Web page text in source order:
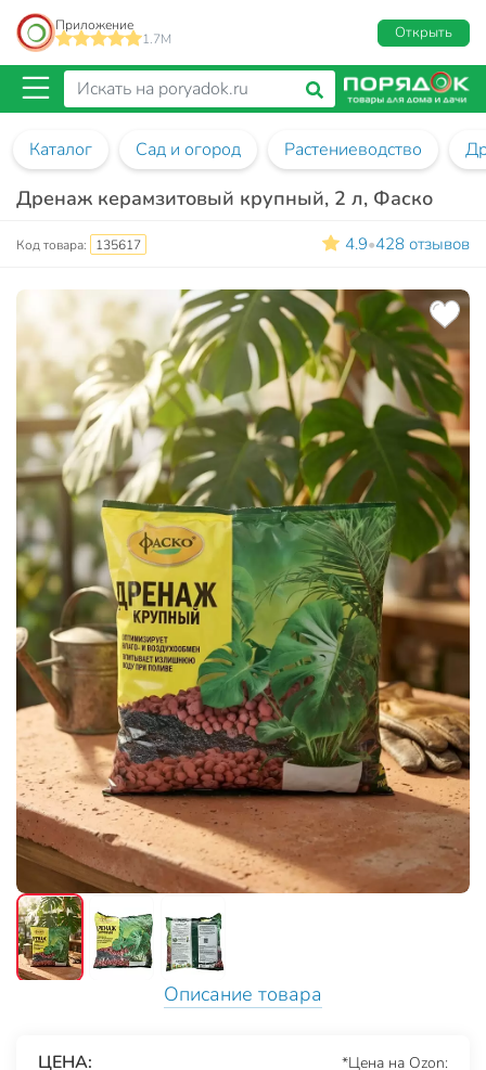
Приложение
1.7M
Открыть
Каталог Сад и огород Растениеводство
Дренаж керамзитовый крупный, 2 л, Фаско
Код товара: 135617 4.9•428 отзывов
Описание товара
ЦЕНА: *Цена на Ozon: